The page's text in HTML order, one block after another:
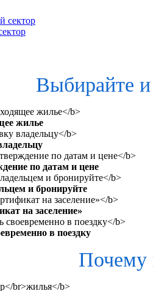
Выбирайте
жилье
по датам и цене
и бронируйте
на заселение»
в поездку
Почему